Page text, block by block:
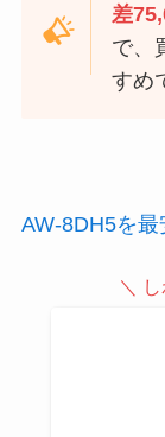
差
で、
すめ
AW-8DH5を
＼